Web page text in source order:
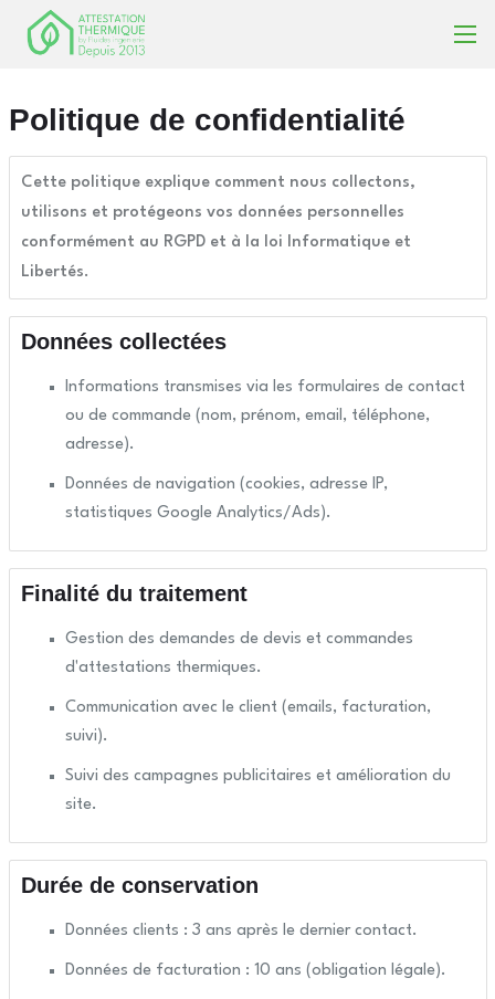
Politique de confidentialité
Cette politique explique comment nous collectons,
utilisons et protégeons vos données personnelles
conformément au RGPD et à la loi Informatique et
Libertés.
Données collectées
Informations transmises via les formulaires de contact
ou de commande (nom, prénom, email, téléphone,
adresse).
Données de navigation (cookies, adresse IP,
statistiques Google Analytics/Ads).
Finalité du traitement
Gestion des demandes de devis et commandes
d'attestations thermiques.
Communication avec le client (emails, facturation,
suivi).
Suivi des campagnes publicitaires et amélioration du
site.
Durée de conservation
Données clients : 3 ans après le dernier contact.
Données de facturation : 10 ans (obligation légale).